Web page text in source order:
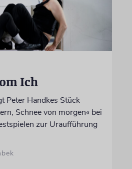
Ich
Peter Handkes Stück
Schnee von morgen« bei
zur Uraufführung